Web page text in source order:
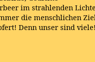
im strahlenden
die menschlichen
Denn unser sind viele!